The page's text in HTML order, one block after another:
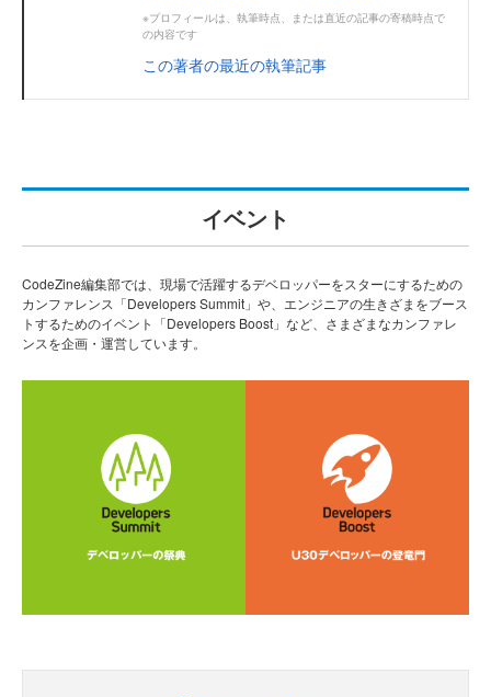
※プロフィールは、執筆時点、または直近の記事の寄稿時点で
の内容です
この著者の最近の執筆記事
イベント
CodeZine編集部では、現場で活躍するデベロッパーをスターにするための
カンファレンス「Developers Summit」や、エンジニアの生きざまをブース
トするためのイベント「Developers Boost」など、さまざまなカンファレ
ンスを企画・運営しています。